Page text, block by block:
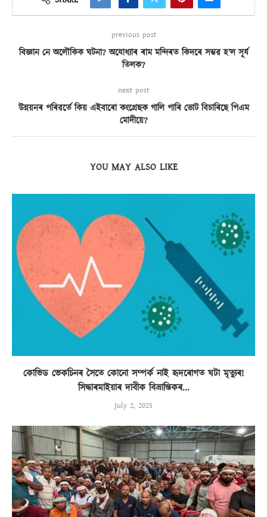
previous post
বিজ্ঞান নে অলৌকিক ঘটনা? অযোধ্যাৰ ৰাম মন্দিৰত কিদৰে সম্ভৱ হ’ল সূৰ্য
তিলক?
next post
উন্নয়নৰ পৰিৱৰ্তে কিয় এইবাৰো কংগ্ৰেছক গালি পাৰি ভোট বিচাৰিছে পিএম
মোদীয়ে?
YOU MAY ALSO LIKE
কোভিড ভেকচিনৰ সৈতে কোনো সম্পৰ্ক নাই হৃদৰোগত ঘটা মৃত্যুৰ!
সিদ্ধাৰমাইয়াৰ দাবীক বিভ্ৰান্তিকৰ...
July 2, 2025